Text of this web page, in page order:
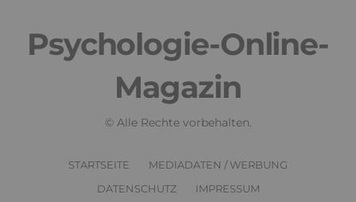
Psychologie-Online-
Magazin
© Alle Rechte vorbehalten.
STARTSEITE
MEDIADATEN / WERBUNG
DATENSCHUTZ
IMPRESSUM